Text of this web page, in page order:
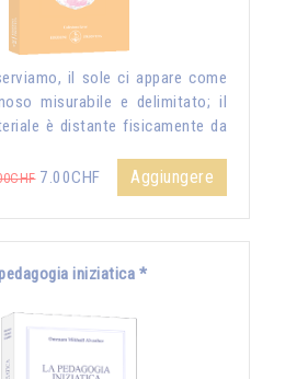
il sole ci appare come
misurabile e delimitato; il
è distante fisicamente da
7.00CHF Aggiungere
iniziatica *